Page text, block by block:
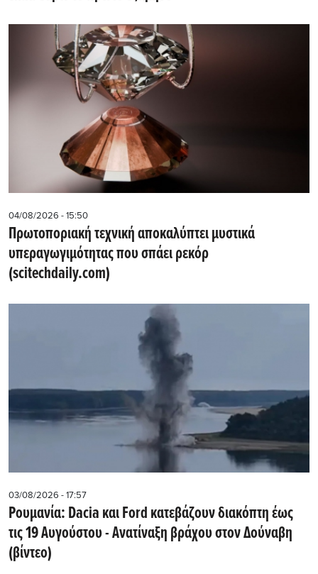
04/08/2026 - 15:50
Πρωτοποριακή τεχνική αποκαλύπτει μυστικά
υπεραγωγιμότητας που σπάει ρεκόρ
(scitechdaily.com)
03/08/2026 - 17:57
Ρουμανία: Dacia και Ford κατεβάζουν διακόπτη έως
τις 19 Αυγούστου - Ανατίναξη βράχου στον Δούναβη
(βίντεο)